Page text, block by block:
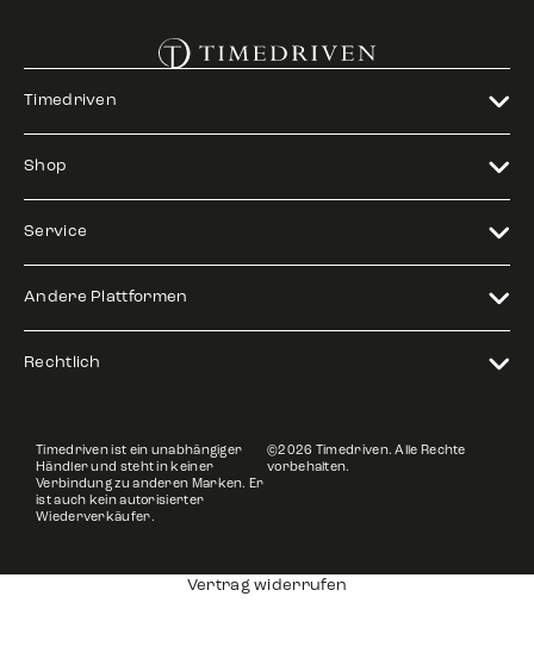
Timedriven
Shop
Service
Andere Plattformen
Rechtlich
Timedriven ist ein unabhängiger
Händler und steht in keiner
Verbindung zu anderen Marken. Er
ist auch kein autorisierter
Wiederverkäufer.
©2026 Timedriven. Alle Rechte
vorbehalten.
Vertrag widerrufen